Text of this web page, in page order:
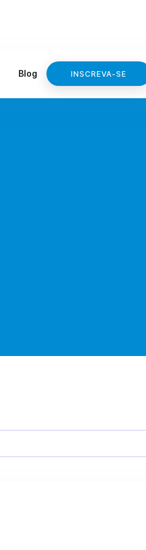
Blog INSCREVA-SE